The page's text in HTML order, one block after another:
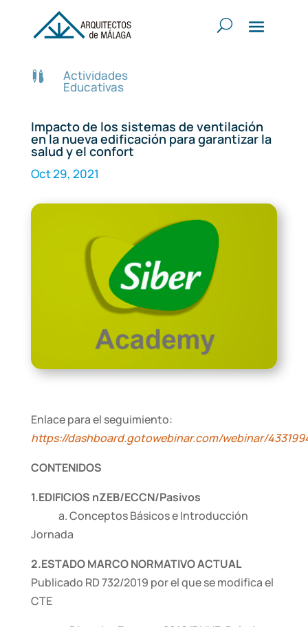
 Actividades
Educativas
Impacto de los sistemas de ventilación
en la nueva edificación para garantizar la
salud y el confort
Oct 29, 2021
Enlace para el seguimiento:
https://dashboard.gotowebinar.com/webinar/
CONTENIDOS
1.EDIFICIOS nZEB/ECCN/Pasivos
a. Conceptos Básicos e Introducción
Jornada
2.ESTADO MARCO NORMATIVO ACTUAL
Publicado RD 732/2019 por el que se modifica el
CTE